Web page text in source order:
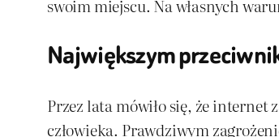
swoim miejscu. Na własnych
Największym
Przez lata mówiło się, że
człowieka. Prawdziwym